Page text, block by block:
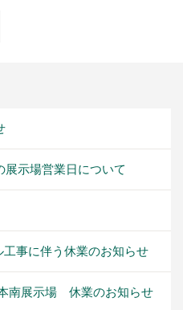
展示場営業日について
工事に伴う休業のお知らせ
南展示場 休業のお知らせ